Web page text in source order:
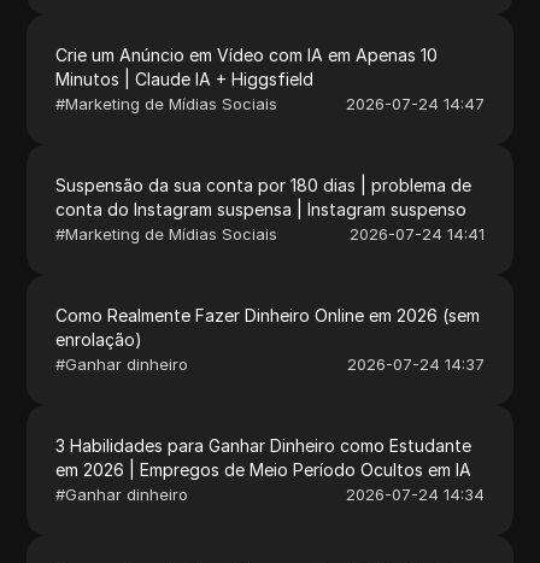
Crie um Anúncio em Vídeo com IA em Apenas 10
Minutos | Claude IA + Higgsfield
#Marketing de Mídias Sociais 2026-07-24 14:47
Suspensão da sua conta por 180 dias | problema de
conta do Instagram suspensa | Instagram suspenso
#Marketing de Mídias Sociais 2026-07-24 14:41
Como Realmente Fazer Dinheiro Online em 2026 (sem
enrolação)
#Ganhar dinheiro 2026-07-24 14:37
3 Habilidades para Ganhar Dinheiro como Estudante
em 2026 | Empregos de Meio Período Ocultos em IA
#Ganhar dinheiro 2026-07-24 14:34